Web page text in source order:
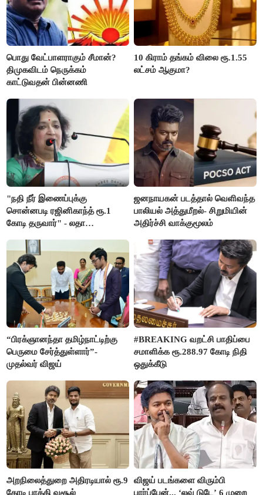
பொது வேட்பாளராகும் சீமான்?
திமுகவிடம் நெருக்கம்
காட்டுவதன் பின்னணி
10 கிராம் தங்கம் விலை ரூ.1.55
லட்சம் ஆகுமா?
"நதி நீர் இணைப்புக்கு
சொன்னபடி ரஜினிகாந்த் ரூ.1
கோடி தருவார்" - லதா
ஜனநாயகன் படத்தால் வெளிவந்த
பாலியல் அத்துமீறல்- சிறுமியின்
அதிர்ச்சி வாக்குமூலம்
“பிரக்ஞானந்தா தமிழ்நாட்டிற்கு
பெருமை சேர்த்துள்ளார்”-
முதல்வர் விஜய்
#BREAKING வறட்சி பாதிப்பை
சமாளிக்க ரூ.288.97 கோடி நிதி
ஒதுக்கீடு
அறநிலைத்துறை அதிரடியால் ரூ.9
கோடி பாக்கி வசூல்
விஜய் படங்களை விரும்பி
பார்ப்பேன்... ‘லவ் டுடே’ 6 முறை